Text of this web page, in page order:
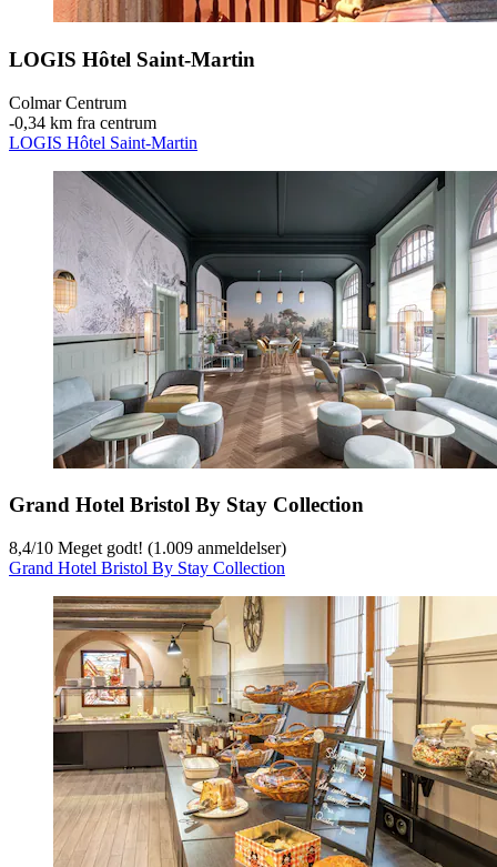
LOGIS Hôtel Saint-Martin
Colmar Centrum
‐0,34 km fra centrum
LOGIS Hôtel Saint-Martin
Grand Hotel Bristol By Stay Collection
8,4/10 Meget godt! (1.009 anmeldelser)
Grand Hotel Bristol By Stay Collection